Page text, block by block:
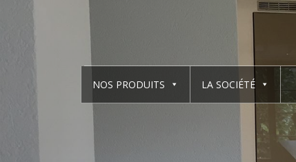
NOS PRODUITS LA SOCIÉTÉ